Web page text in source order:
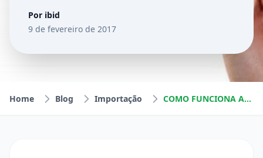
Por ibid
9 de fevereiro de 2017
Home Blog Importação COMO FUNCIONA A GARANTIA DE PRODUTOS CHINESES?